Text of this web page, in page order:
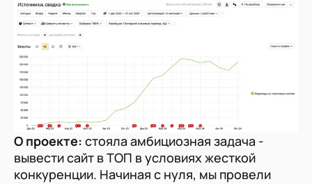
О проекте: стояла амбициозная задача -
вывести сайт в ТОП в условиях жесткой
конкуренции. Начиная с нуля, мы провели